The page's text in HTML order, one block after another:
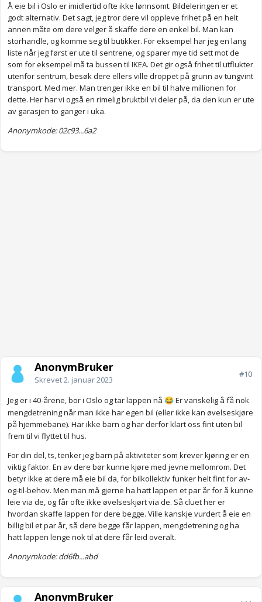
Å eie bil i Oslo er imidlertid ofte ikke lønnsomt. Bildeleringen er et
godt alternativ. Det sagt, jeg tror dere vil oppleve frihet på en helt
annen måte om dere velger å skaffe dere en enkel bil. Man kan
storhandle, og komme seg til butikker. For eksempel har jeg en lang
liste når jeg først er ute til sentrene, og sparer mye tid sett mot de
som for eksempel må ta bussen til IKEA. Det gir også frihet til utflukter
utenfor sentrum, besøk dere ellers ville droppet på grunn av tungvint
transport. Med mer. Man trenger ikke en bil til halve millionen for
dette. Her har vi også en rimelig bruktbil vi deler på, da den kun er ute
av garasjen to ganger i uka.
Anonymkode: 02c93...6a2
AnonymBruker
Skrevet2. januar 2023
#10
Jeg er i 40-årene, bor i Oslo og tar lappen nå 😂 Er vanskelig å få nok
mengdetrening når man ikke har egen bil (eller ikke kan øvelseskjøre
på hjemmebane). Har ikke barn og har derfor klart oss fint uten bil
frem til vi flyttet til hus.
For din del, ts, tenker jeg barn på aktiviteter som krever kjøring er en
viktig faktor. En av dere bør kunne kjøre med jevne mellomrom. Det
betyr ikke at dere må eie bil da, for bilkollektiv funker helt fint for av-
og-til-behov. Men man må gjerne ha hatt lappen et par år for å kunne
leie via de, og får ofte ikke øvelseskjørt via de. Så cluet her er
hvordan skaffe lappen for dere begge. Ville kanskje vurdert å eie en
billig bil et par år, så dere begge får lappen, mengdetrening og ha
hatt lappen lenge nok til at dere får leid overalt.
Anonymkode: dd6fb...abd
AnonymBruker